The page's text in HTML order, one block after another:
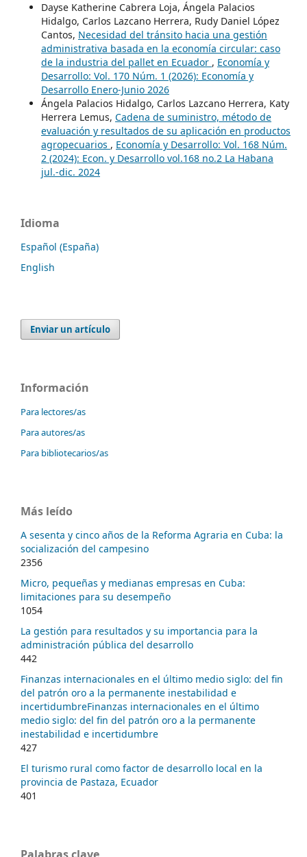
Dayse Katherine Cabrera Loja, Ángela Palacios
Hidalgo, Carlos Lazcano Herrera, Rudy Daniel López
Cantos, Necesidad del tránsito hacia una gestión
administrativa basada en la economía circular: caso
de la industria del pallet en Ecuador , Economía y
Desarrollo: Vol. 170 Núm. 1 (2026): Economía y
Desarrollo Enero-Junio 2026
Ángela Palacios Hidalgo, Carlos Lazcano Herrera, Katy
Herrera Lemus, Cadena de suministro, método de
evaluación y resultados de su aplicación en productos
agropecuarios , Economía y Desarrollo: Vol. 168 Núm.
2 (2024): Econ. y Desarrollo vol.168 no.2 La Habana
jul.-dic. 2024
Idioma
Español (España)
English
Enviar un artículo
Información
Para lectores/as
Para autores/as
Para bibliotecarios/as
Más leído
A sesenta y cinco años de la Reforma Agraria en Cuba: la
socialización del campesino
2356
Micro, pequeñas y medianas empresas en Cuba:
limitaciones para su desempeño
1054
La gestión para resultados y su importancia para la
administración pública del desarrollo
442
Finanzas internacionales en el último medio siglo: del fin
del patrón oro a la permanente inestabilidad e
incertidumbreFinanzas internacionales en el último
medio siglo: del fin del patrón oro a la permanente
inestabilidad e incertidumbre
427
El turismo rural como factor de desarrollo local en la
provincia de Pastaza, Ecuador
401